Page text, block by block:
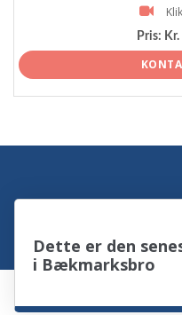
Pris:
Dette er den
i Bækmarksbro